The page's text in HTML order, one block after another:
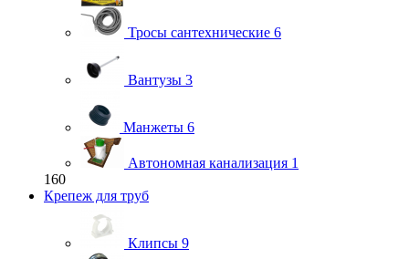
Тросы сантехнические 6
Вантузы 3
Манжеты 6
Автономная канализация 1
160
Крепеж для труб
Клипсы 9